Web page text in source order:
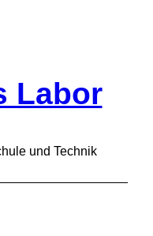
Labor
und Technik